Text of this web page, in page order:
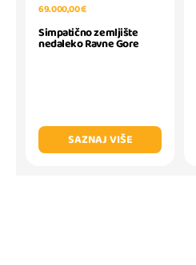
69.000,00 €
Simpatično zemljište
nedaleko Ravne Gore
SAZNAJ VIŠE